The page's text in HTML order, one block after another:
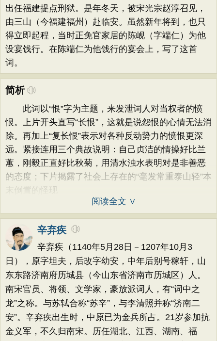
出任福建提点刑狱。是年冬天，被宋光宗赵淳召见，
由三山（今福建福州）赴临安。虽然新年将到，也只
得立即起程，当时正免官家居的陈岘（字端仁）为他
设宴饯行。在陈端仁为他饯行的宴会上，写了这首
词。
简析
此词以“恨”字为主题，来发泄词人对当权者的愤
恨。上片开头直写“长恨”，这就是说怨恨的心情无法消
除。再加上“复长恨”表示对各种反动势力的愤恨更深
远。紧接连用三个典故说明：自己贞洁的情操好比兰
蕙，刚毅正直好比秋菊，用清水浊水表明对是非善恶
的态度；下片揭露了社会上存在的“毫发常重泰山轻”本
末倒置的怪现
阅读全文 ∨
辛弃疾
辛弃疾（1140年5月28日－1207年10月3
日），原字坦夫，后改字幼安，中年后别号稼轩，山
东东路济南府历城县（今山东省济南市历城区）人。
南宋官员、将领、文学家，豪放派词人，有“词中之
龙”之称。与苏轼合称“苏辛”，与李清照并称“济南二
安”。辛弃疾出生时，中原已为金兵所占。21岁参加抗
金义军，不久归南宋。历任湖北、江西、湖南、福